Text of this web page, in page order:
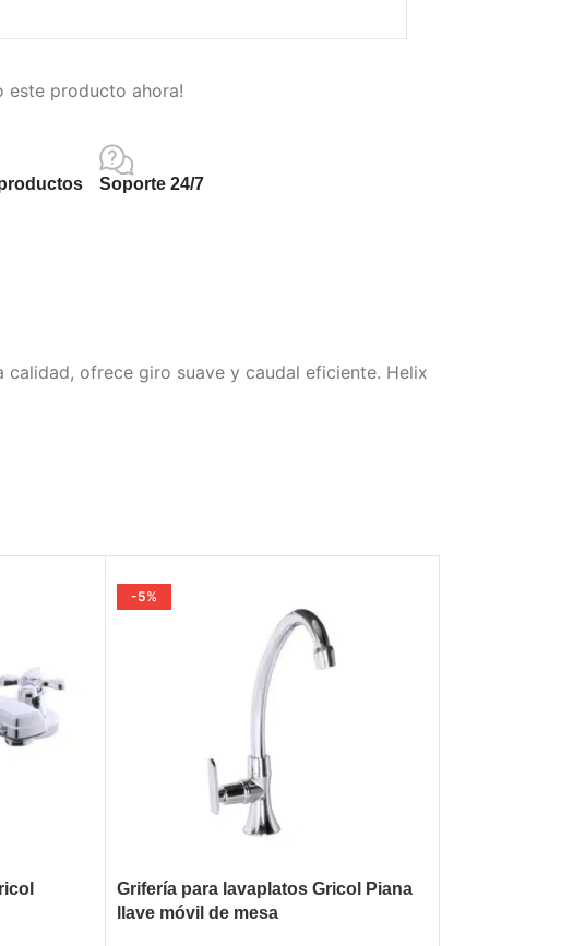
este producto ahora!
Soporte 24/7
ofrece giro suave y caudal eficiente. Helix
-5%
Grifería para lavaplatos Gricol Piana
llave móvil de mesa